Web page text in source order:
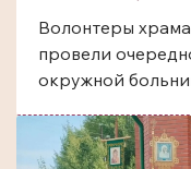
Волонтеры
провели
окружной